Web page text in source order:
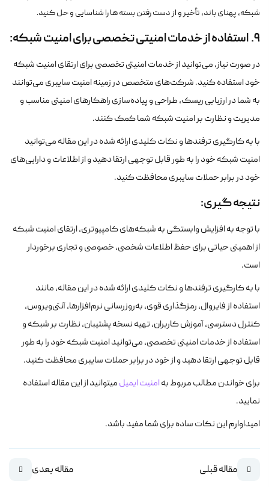
شبکه، پهنای باند، تأخیر و از دست رفتن بسته ها را شناسایی و حل کنید.
9. استفاده از خدمات امنیتی تخصصی برای امنیت شبکه:
در صورت نیاز، می‌توانید از خدمات امنیتی تخصصی برای ارتقای امنیت شبکه
خود استفاده کنید. شرکت‌های متخصص در زمینه امنیت سایبری می‌توانند
به شما در ارزیابی ریسک، طراحی و پیاده‌سازی راهکارهای امنیتی مناسب و
مدیریت و نظارت بر امنیت شبکه شما کمک کنند.
با به کارگیری ترفندها و نکات کلیدی ارائه شده در این مقاله می‌توانید
امنیت شبکه خود را به طور قابل توجهی ارتقا دهید و از اطلاعات و دارایی‌های
خود در برابر حملات سایبری محافظت کنید.
نتیجه گیری:
با توجه به افزایش وابستگی به شبکه‌های کامپیوتری، ارتقای امنیت شبکه
از اهمیتی حیاتی برای حفظ اطلاعات شخصی، خصوصی و تجاری برخوردار
است.
با به کارگیری ترفندها و نکات کلیدی ارائه شده در این مقاله، مانند
استفاده از فایروال، رمزگذاری قوی، به‌روزرسانی نرم‌افزارها، آنتی‌ویروس،
کنترل دسترسی، آموزش کاربران، تهیه نسخه پشتیبان، نظارت بر شبکه و
استفاده از خدمات امنیتی تخصصی، می‌توانید امنیت شبکه خود را به طور
قابل توجهی ارتقا دهید و از خود در برابر حملات سایبری محافظت کنید.
برای خواندن مطالب مربوط بهامنیت ایمیلمیتوانید از این مقاله استفاده
نمایید.
امیداوارم این نکات ساده برای شما مفید باشد.
مقاله قبلی مقاله بعدی